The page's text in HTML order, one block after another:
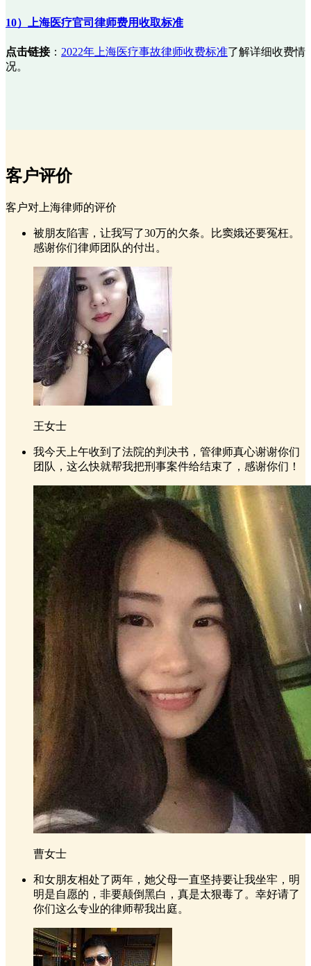
10）上海医疗官司律师费用收取标准
点击链接： 2022年上海医疗事故律师收费标准了解详细收费情
况。
客户评价
客户对上海律师的评价
被朋友陷害，让我写了30万的欠条。比窦娥还要冤枉。
感谢你们律师团队的付出。
王女士
我今天上午收到了法院的判决书，管律师真心谢谢你们
团队，这么快就帮我把刑事案件给结束了，感谢你们！
曹女士
和女朋友相处了两年，她父母一直坚持要让我坐牢，明
明是自愿的，非要颠倒黑白，真是太狠毒了。幸好请了
你们这么专业的律师帮我出庭。